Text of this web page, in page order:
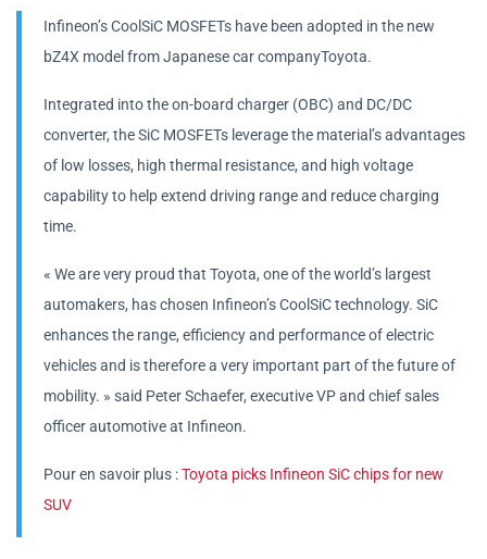
Infineon’s CoolSiC MOSFETs have been adopted in the new
bZ4X model from Japanese car companyToyota.
Integrated into the on-board charger (OBC) and DC/DC
converter, the SiC MOSFETs leverage the material’s advantages
of low losses, high thermal resistance, and high voltage
capability to help extend driving range and reduce charging
time.
« We are very proud that Toyota, one of the world’s largest
automakers, has chosen Infineon’s CoolSiC technology. SiC
enhances the range, efficiency and performance of electric
vehicles and is therefore a very important part of the future of
mobility. » said Peter Schaefer, executive VP and chief sales
officer automotive at Infineon.
Pour en savoir plus :Toyota picks Infineon SiC chips for new
SUV